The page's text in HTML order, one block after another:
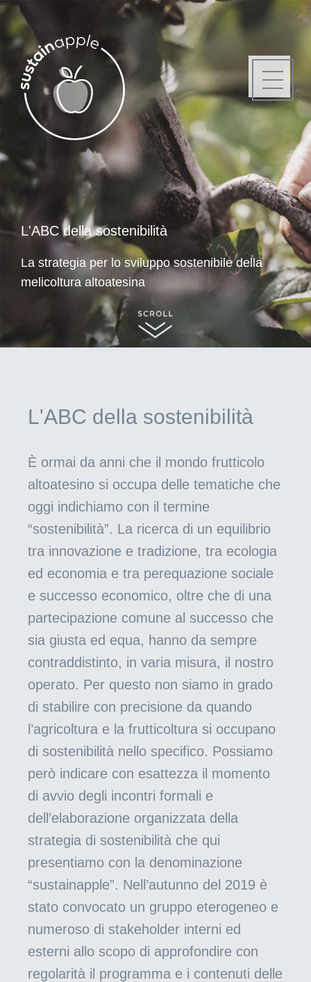
L'ABC della sostenibilità
La strategia per lo sviluppo sostenibile della
melicoltura altoatesina
L'ABC della sostenibilità
È ormai da anni che il mondo frutticolo
altoatesino si occupa delle tematiche che
oggi indichiamo con il termine
“sostenibilità”. La ricerca di un equilibrio
tra innovazione e tradizione, tra ecologia
ed economia e tra perequazione sociale
e successo economico, oltre che di una
partecipazione comune al successo che
sia giusta ed equa, hanno da sempre
contraddistinto, in varia misura, il nostro
operato. Per questo non siamo in grado
di stabilire con precisione da quando
l’agricoltura e la frutticoltura si occupano
di sostenibilità nello specifico. Possiamo
però indicare con esattezza il momento
di avvio degli incontri formali e
dell’elaborazione organizzata della
strategia di sostenibilità che qui
presentiamo con la denominazione
“sustainapple”. Nell’autunno del 2019 è
stato convocato un gruppo eterogeneo e
numeroso di stakeholder interni ed
esterni allo scopo di approfondire con
regolarità il programma e i contenuti delle